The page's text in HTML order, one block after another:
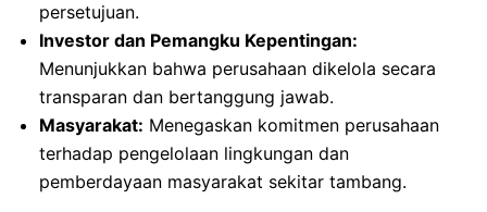
persetujuan.
Investor dan Pemangku Kepentingan:
Menunjukkan bahwa perusahaan dikelola secara
transparan dan bertanggung jawab.
Masyarakat: Menegaskan komitmen perusahaan
terhadap pengelolaan lingkungan dan
pemberdayaan masyarakat sekitar tambang.